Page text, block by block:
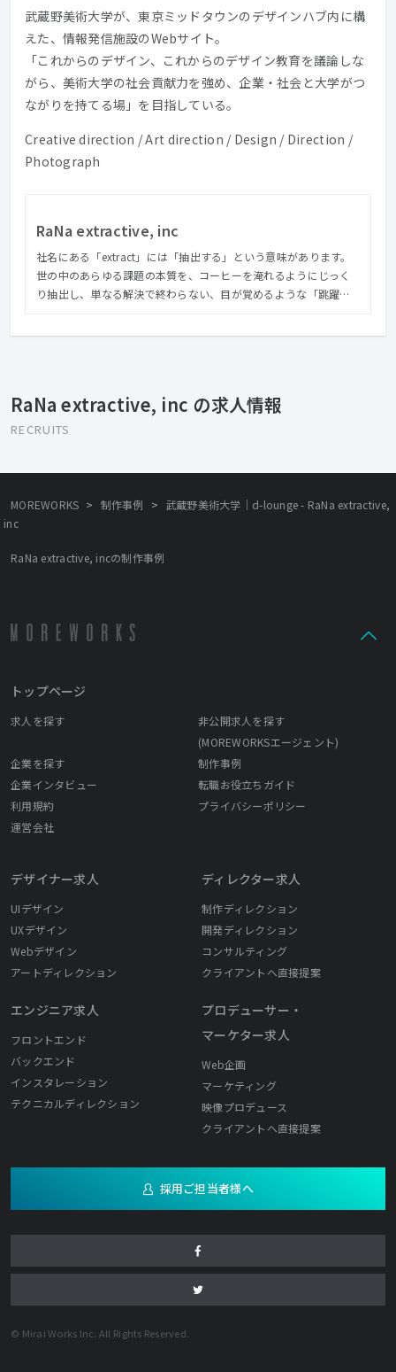
武蔵野美術大学が、東京ミッドタウンのデザインハブ内に構
えた、情報発信施設のWebサイト。
「これからのデザイン、これからのデザイン教育を議論しな
がら、美術大学の社会貢献力を強め、企業・社会と大学がつ
ながりを持てる場」を目指している。
Creative direction / Art direction / Design / Direction /
Photograph
RaNa extractive, inc
社名にある「extract」には「抽出する」という意味があります。
世の中のあらゆる課題の本質を、コーヒーを淹れるようにじっく
り抽出し、単なる解決で終わらない、目が覚めるような「跳躍」
RaNa extractive, inc の求人情報
RECRUITS
MOREWORKS > 制作事例 > 武蔵野美術大学｜d-lounge - RaNa extractive,
inc
RaNa extractive, incの制作事例
トップページ
求人を探す
非公開求人を探す
(MOREWORKSエージェント)
企業を探す
制作事例
企業インタビュー
転職お役立ちガイド
利用規約
プライバシーポリシー
運営会社
デザイナー求人
UIデザイン
UXデザイン
Webデザイン
アートディレクション
エンジニア求人
フロントエンド
バックエンド
インスタレーション
テクニカルディレクション
ディレクター求人
制作ディレクション
開発ディレクション
コンサルティング
クライアントへ直接提案
プロデューサー・
マーケター求人
Web企画
マーケティング
映像プロデュース
クライアントへ直接提案
採用ご担当者様へ
© Mirai Works Inc. All Rights Reserved.